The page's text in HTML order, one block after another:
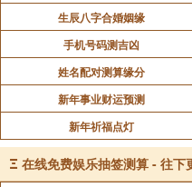
生辰八字合婚姻缘
手机号码测吉凶
姓名配对测算缘分
新年事业财运预测
新年祈福点灯
Ξ 在线免费娱乐抽签测算 - 往下